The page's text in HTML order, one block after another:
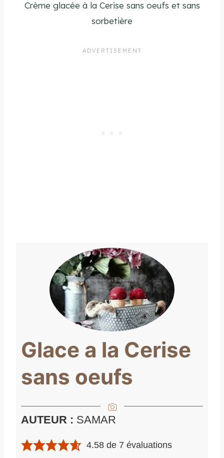
Crème glacée à la Cerise sans oeufs et sans
sorbetière
Glace a la Cerise
sans oeufs
AUTEUR : SAMAR
4.58 de 7 évaluations